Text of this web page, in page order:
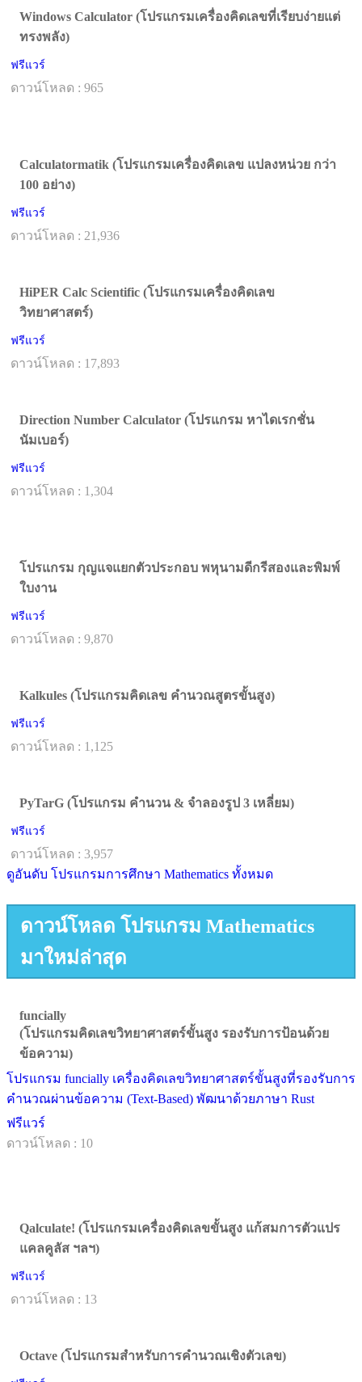
Windows Calculator (โปรแกรมเครื่องคิดเลขที่เรียบง่ายแต่
ทรงพลัง)
ฟรีแวร์
ดาวน์โหลด : 965
Calculatormatik (โปรแกรมเครื่องคิดเลข แปลงหน่วย กว่า
100 อย่าง)
ฟรีแวร์
ดาวน์โหลด : 21,936
HiPER Calc Scientific (โปรแกรมเครื่องคิดเลข
วิทยาศาสตร์)
ฟรีแวร์
ดาวน์โหลด : 17,893
Direction Number Calculator (โปรแกรม หาไดเรกชั่น
นัมเบอร์)
ฟรีแวร์
ดาวน์โหลด : 1,304
โปรแกรม กุญแจแยกตัวประกอบ พหุนามดีกรีสองและพิมพ์
ใบงาน
ฟรีแวร์
ดาวน์โหลด : 9,870
Kalkules (โปรแกรมคิดเลข คำนวณสูตรขั้นสูง)
ฟรีแวร์
ดาวน์โหลด : 1,125
PyTarG (โปรแกรม คำนวน & จำลองรูป 3 เหลี่ยม)
ฟรีแวร์
ดาวน์โหลด : 3,957
ดูอันดับ โปรแกรมการศึกษา Mathematics ทั้งหมด
ดาวน์โหลด โปรแกรม Mathematics
มาใหม่ล่าสุด
funcially
(โปรแกรมคิดเลขวิทยาศาสตร์ขั้นสูง รองรับการป้อนด้วย
ข้อความ)
โปรแกรม funcially เครื่องคิดเลขวิทยาศาสตร์ขั้นสูงที่รองรับการ
คำนวณผ่านข้อความ (Text-Based) พัฒนาด้วยภาษา Rust
ฟรีแวร์
ดาวน์โหลด : 10
Qalculate! (โปรแกรมเครื่องคิดเลขขั้นสูง แก้สมการตัวแปร
แคลคูลัส ฯลฯ)
ฟรีแวร์
ดาวน์โหลด : 13
Octave (โปรแกรมสำหรับการคำนวณเชิงตัวเลข)